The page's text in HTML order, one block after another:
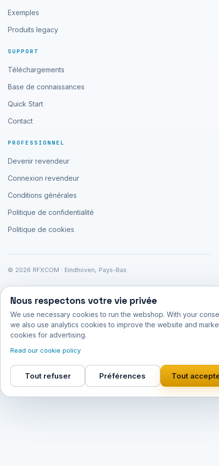
Exemples
Produits legacy
SUPPORT
Téléchargements
Base de connaissances
Quick Start
Contact
PROFESSIONNEL
Devenir revendeur
Connexion revendeur
Conditions générales
Politique de confidentialité
Politique de cookies
© 2026 RFXCOM · Eindhoven, Pays-Bas
Nous respectons votre vie privée
We use necessary cookies to run the webshop. With your
we also use analytics cookies to improve the website and
cookies for advertising.
Read our cookie policy
Tout refuser Préférences Tout